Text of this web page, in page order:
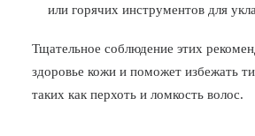
или горячих инструментов для
Тщательное соблюдение этих
здоровье кожи и поможет избежать
таких как перхоть и ломкость волос.